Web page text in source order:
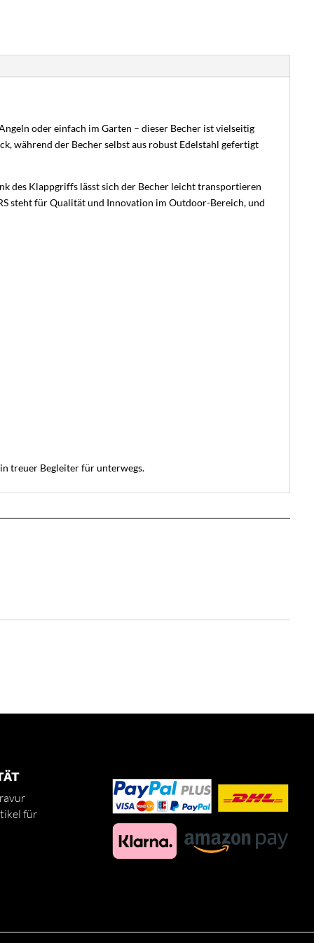
oder einfach im Garten – dieser Becher ist vielseitig
während der Becher selbst aus robust Edelstahl gefertigt
des Klappgriffs lässt sich der Becher leicht transportieren
steht für Qualität und Innovation im Outdoor-Bereich, und
treuer Begleiter für unterwegs.
für